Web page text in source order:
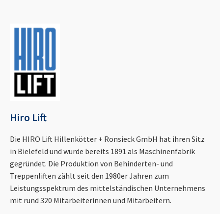
Hiro Lift
Die HIRO Lift Hillenkötter + Ronsieck GmbH hat ihren Sitz
in Bielefeld und wurde bereits 1891 als Maschinenfabrik
gegründet. Die Produktion von Behinderten- und
Treppenliften zählt seit den 1980er Jahren zum
Leistungsspektrum des mittelständischen Unternehmens
mit rund 320 Mitarbeiterinnen und Mitarbeitern.